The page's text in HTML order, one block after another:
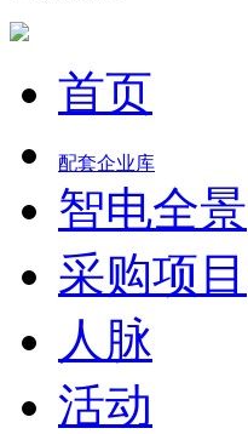
首页
配套企业库
智电全景
采购项目
人脉
活动